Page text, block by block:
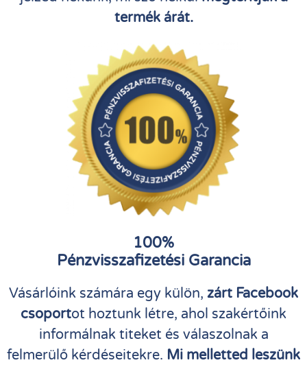
termék árát.
100%
Pénzvisszafizetési Garancia
Vásárlóink számára egy külön, zárt Facebook
csoportot hoztunk létre, ahol szakértőink
informálnak titeket és válaszolnak a
felmerülő kérdéseitekre. Mi melletted leszünk